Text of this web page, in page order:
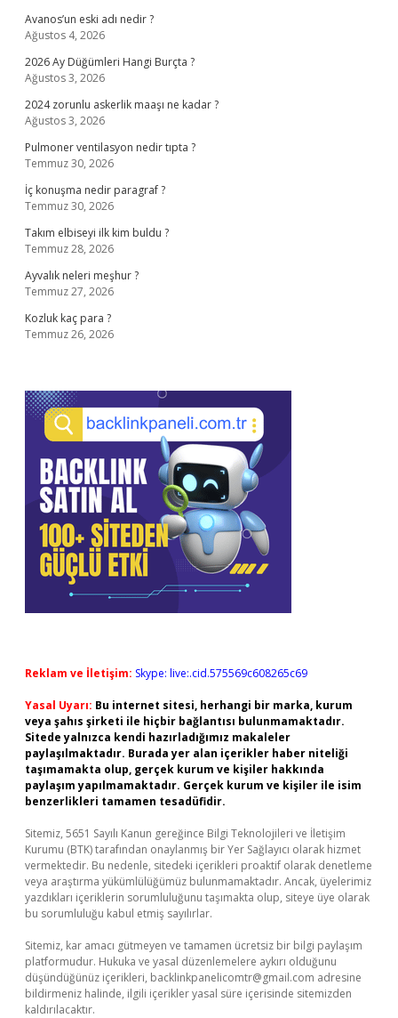
Avanos’un eski adı nedir ?
Ağustos 4, 2026
2026 Ay Düğümleri Hangi Burçta ?
Ağustos 3, 2026
2024 zorunlu askerlik maaşı ne kadar ?
Ağustos 3, 2026
Pulmoner ventilasyon nedir tıpta ?
Temmuz 30, 2026
İç konuşma nedir paragraf ?
Temmuz 30, 2026
Takım elbiseyi ilk kim buldu ?
Temmuz 28, 2026
Ayvalık neleri meşhur ?
Temmuz 27, 2026
Kozluk kaç para ?
Temmuz 26, 2026
Reklam ve İletişim: Skype: live:.cid.575569c608265c69
Yasal Uyarı: Bu internet sitesi, herhangi bir marka, kurum
veya şahıs şirketi ile hiçbir bağlantısı bulunmamaktadır.
Sitede yalnızca kendi hazırladığımız makaleler
paylaşılmaktadır. Burada yer alan içerikler haber niteliği
taşımamakta olup, gerçek kurum ve kişiler hakkında
paylaşım yapılmamaktadır. Gerçek kurum ve kişiler ile isim
benzerlikleri tamamen tesadüfidir.
Sitemiz, 5651 Sayılı Kanun gereğince Bilgi Teknolojileri ve İletişim
Kurumu (BTK) tarafından onaylanmış bir Yer Sağlayıcı olarak hizmet
vermektedir. Bu nedenle, sitedeki içerikleri proaktif olarak denetleme
veya araştırma yükümlülüğümüz bulunmamaktadır. Ancak, üyelerimiz
yazdıkları içeriklerin sorumluluğunu taşımakta olup, siteye üye olarak
bu sorumluluğu kabul etmiş sayılırlar.
Sitemiz, kar amacı gütmeyen ve tamamen ücretsiz bir bilgi paylaşım
platformudur. Hukuka ve yasal düzenlemelere aykırı olduğunu
düşündüğünüz içerikleri, backlinkpanelicomtr@gmail.com adresine
bildirmeniz halinde, ilgili içerikler yasal süre içerisinde sitemizden
kaldırılacaktır.